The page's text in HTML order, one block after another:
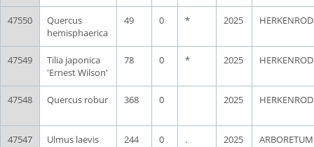
47550
Quercus
hemisphaerica
49 0 * 2025
47549
Tilia japonica
'Ernest Wilson'
78 0 * 2025
47548 Quercus robur 368 0 2025
47547 Ulmus laevis 244 0 . 2025
ARBORETUM